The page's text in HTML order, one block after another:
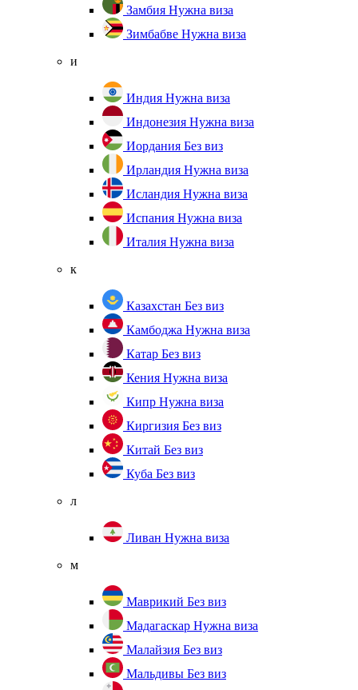
Замбия Нужна виза
Зимбабве Нужна виза
и
Индия Нужна виза
Индонезия Нужна виза
Иордания Без виз
Ирландия Нужна виза
Исландия Нужна виза
Испания Нужна виза
Италия Нужна виза
к
Казахстан Без виз
Камбоджа Нужна виза
Катар Без виз
Кения Нужна виза
Кипр Нужна виза
Киргизия Без виз
Китай Без виз
Куба Без виз
л
Ливан Нужна виза
м
Маврикий Без виз
Мадагаскар Нужна виза
Малайзия Без виз
Мальдивы Без виз